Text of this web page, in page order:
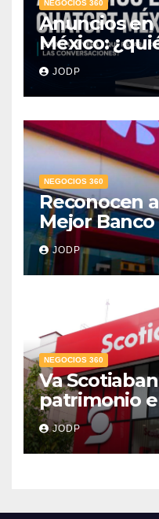
NEGOCIOS 360
Anuncios en
México:
pasará con las
JODP
NEGOCIOS 360
Reconocen
Mejor Banco
supera 14%
crediticio
JODP
NEGOCIOS 360
Va
patrimonio
JODP